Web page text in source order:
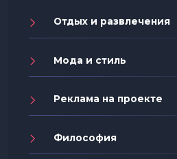
Отдых и развлечения
Мода и стиль
Реклама на проекте
Философия